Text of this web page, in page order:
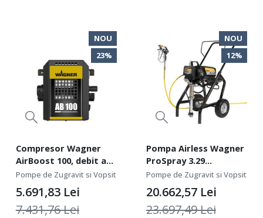
NOU
23%
Compresor Wagner
AirBoost 100, debit aer
100 l/min motor 230V –
Pompe de Zugravit si Vopsit
5.691,83 Lei
7.431,76Lei
NOU
12%
Pompa Airless Wagner
ProSpray 3.29
Spraypack CART 230V
Pompe de Zugravit si Vopsit
20.662,57 Lei
23.697,49Lei